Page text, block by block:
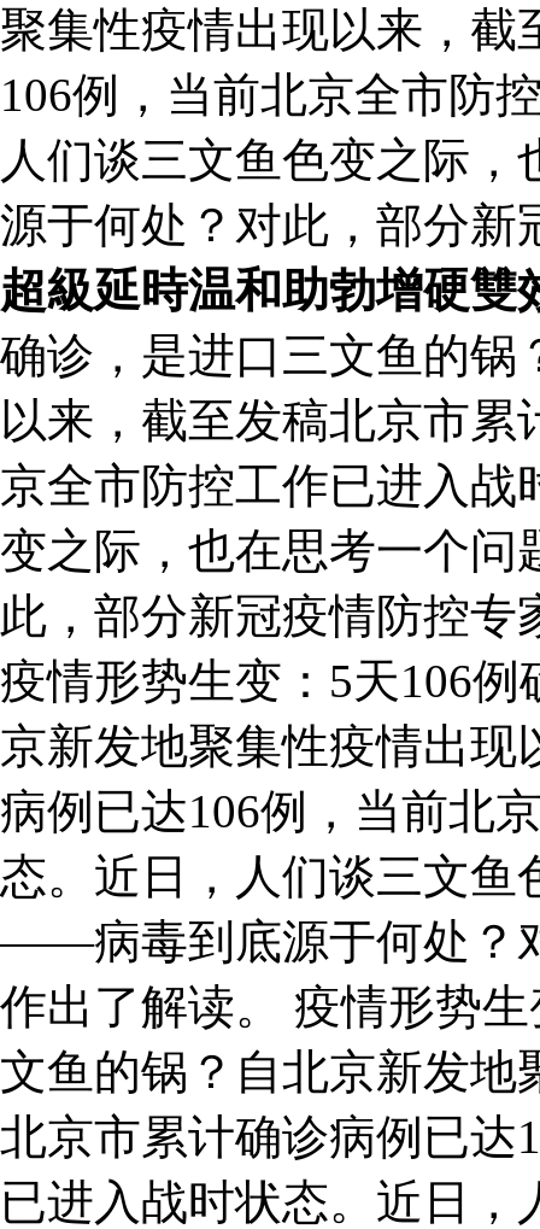
聚集性疫情出现以来，截
106例，当前北京全市防
人们谈三文鱼色变之际
源于何处？对此，部分新
超級延時温和助勃增硬雙
确诊，是进口三文鱼的锅
以来，截至发稿北京市累
京全市防控工作已进入战
变之际，也在思考一个
此，部分新冠疫情防控
疫情形势生变：5天106
京新发地聚集性疫情出现
病例已达106例，当前北
态。近日，人们谈三文鱼
——病毒到底源于何处？
作出了解读。 疫情形势
文鱼的锅？自北京新发地
北京市累计确诊病例已达
已进入战时状态。近日